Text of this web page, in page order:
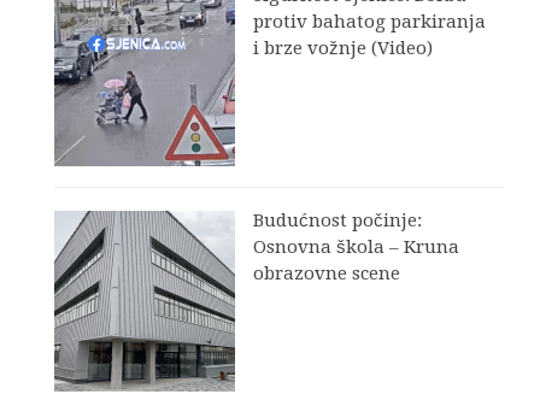
protiv bahatog parkiranja
i brze vožnje (Video)
Budućnost počinje:
Osnovna škola – Kruna
obrazovne scene